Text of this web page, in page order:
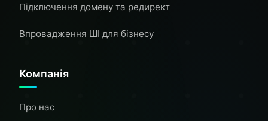
Підключення домену та редирект
Впровадження ШІ для бізнесу
Компанія
Про нас